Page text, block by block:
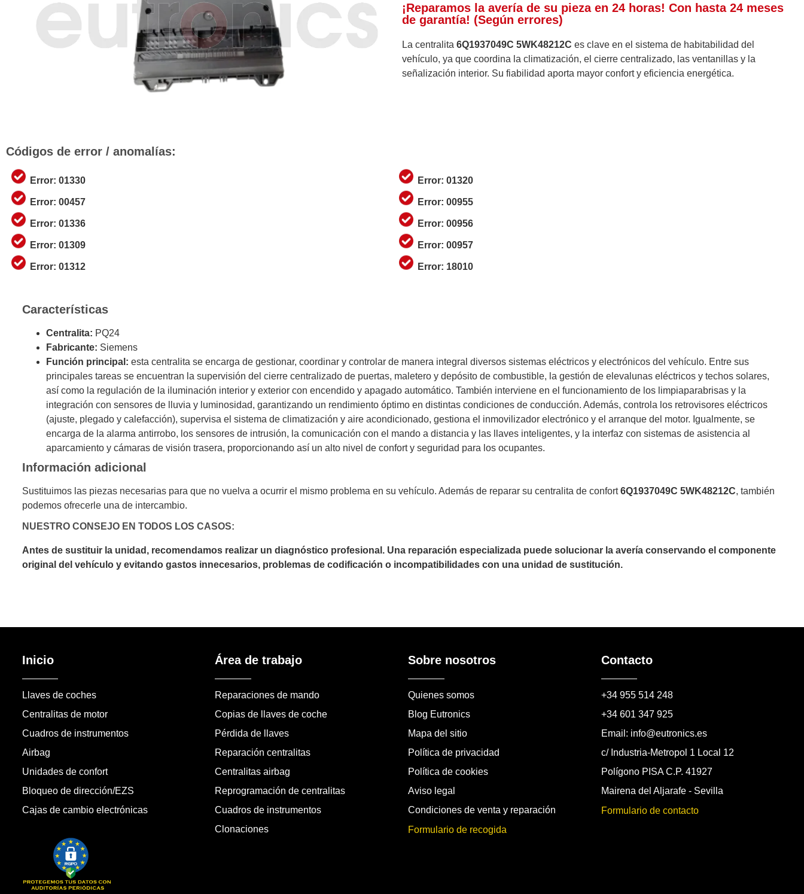
¡Reparamos la avería de su pieza en 24 horas! Con hasta 24 meses
de garantía! (Según errores)
La centralita 6Q1937049C 5WK48212C es clave en el sistema de habitabilidad del
vehículo, ya que coordina la climatización, el cierre centralizado, las ventanillas y la
señalización interior. Su fiabilidad aporta mayor confort y eficiencia energética.
Códigos de error / anomalías:
Error: 01330
Error: 00457
Error: 01336
Error: 01309
Error: 01312
Error: 01320
Error: 00955
Error: 00956
Error: 00957
Error: 18010
Características
Centralita: PQ24
Fabricante: Siemens
Función principal: esta centralita se encarga de gestionar, coordinar y controlar de manera integral diversos sistemas eléctricos y electrónicos del vehículo. Entre sus
principales tareas se encuentran la supervisión del cierre centralizado de puertas, maletero y depósito de combustible, la gestión de elevalunas eléctricos y techos solares,
así como la regulación de la iluminación interior y exterior con encendido y apagado automático. También interviene en el funcionamiento de los limpiaparabrisas y la
integración con sensores de lluvia y luminosidad, garantizando un rendimiento óptimo en distintas condiciones de conducción. Además, controla los retrovisores eléctricos
(ajuste, plegado y calefacción), supervisa el sistema de climatización y aire acondicionado, gestiona el inmovilizador electrónico y el arranque del motor. Igualmente, se
encarga de la alarma antirrobo, los sensores de intrusión, la comunicación con el mando a distancia y las llaves inteligentes, y la interfaz con sistemas de asistencia al
aparcamiento y cámaras de visión trasera, proporcionando así un alto nivel de confort y seguridad para los ocupantes.
Información adicional
Sustituimos las piezas necesarias para que no vuelva a ocurrir el mismo problema en su vehículo. Además de reparar su centralita de confort6Q1937049C 5WK48212C, también
podemos ofrecerle una de intercambio.
NUESTRO CONSEJO EN TODOS LOS CASOS:
Antes de sustituir la unidad, recomendamos realizar un diagnóstico profesional. Una reparación especializada puede solucionar la avería conservando el componente
original del vehículo y evitando gastos innecesarios, problemas de codificación o incompatibilidades con una unidad de sustitución.
Inicio
Llaves de coches
Centralitas de motor
Cuadros de instrumentos
Airbag
Unidades de confort
Bloqueo de dirección/EZS
Cajas de cambio electrónicas
Área de trabajo
Reparaciones de mando
Copias de llaves de coche
Pérdida de llaves
Reparación centralitas
Centralitas airbag
Reprogramación de centralitas
Cuadros de instrumentos
Clonaciones
Sobre nosotros
Quienes somos
Blog Eutronics
Mapa del sitio
Política de privacidad
Política de cookies
Aviso legal
Condiciones de venta y reparación
Formulario de recogida
Contacto
+34 955 514 248
+34 601 347 925
Email: info@eutronics.es
c/ Industria-Metropol 1 Local 12
Polígono PISA C.P. 41927
Mairena del Aljarafe - Sevilla
Formulario de contacto